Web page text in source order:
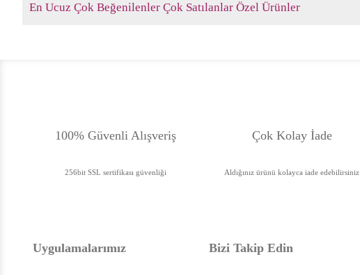
En Ucuz Çok Beğenilenler Çok Satılanlar Özel Ürünler
100% Güvenli Alışveriş
256bit SSL sertifikası güvenliği
Çok Kolay İade
Aldığınız ürünü kolayca iade edebilirsiniz
Uygulamalarımız Bizi Takip Edin